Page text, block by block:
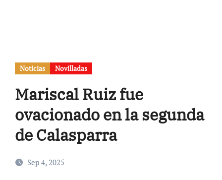
Noticias Novilladas
Mariscal Ruiz fue
ovacionado en la segunda
de Calasparra
Sep 4, 2025